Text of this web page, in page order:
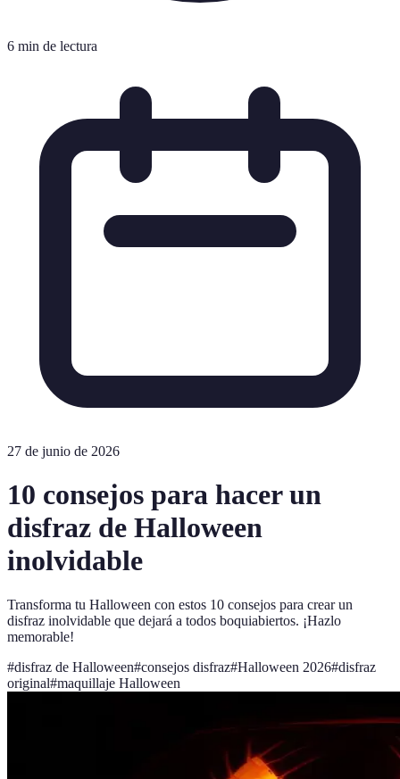
6 min de lectura
27 de junio de 2026
10 consejos para hacer un
disfraz de Halloween
inolvidable
Transforma tu Halloween con estos 10 consejos para crear un
disfraz inolvidable que dejará a todos boquiabiertos. ¡Hazlo
memorable!
#disfraz de Halloween#consejos disfraz#Halloween 2026#disfraz
original#maquillaje Halloween